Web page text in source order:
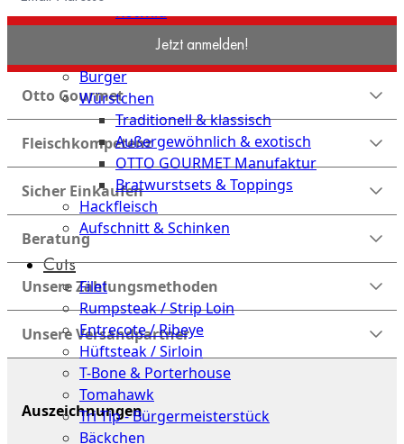
Rotwild
Burger
Würstchen
Traditionell & klassisch
Außergewöhnlich & exotisch
OTTO GOURMET Manufaktur
Bratwurstsets & Toppings
Hackfleisch
Aufschnitt & Schinken
Cuts
Filet
Rumpsteak / Strip Loin
Entrecote / Ribeye
Hüftsteak / Sirloin
T-Bone & Porterhouse
Tomahawk
Tri Tip - Bürgermeisterstück
Bäckchen
Jetzt anmelden!
Otto Gourmet
Fleischkompetenz
Sicher Einkaufen
Beratung
Unsere Zahlungsmethoden
Unsere Versandpartner
Auszeichnungen